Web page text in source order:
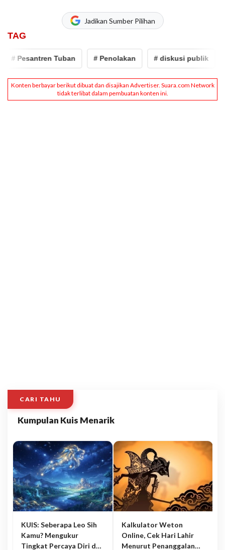
Jadikan Sumber Pilihan
TAG
# Pesantren Tuban # Penolakan # diskusi publik
CARI TAHU
Kumpulan Kuis Menarik
KUIS: Seberapa Leo Sih
Kamu? Mengukur
Tingkat Percaya Diri dan
Kalkulator Weton
Online, Cek Hari Lahir
Menurut Penanggalan